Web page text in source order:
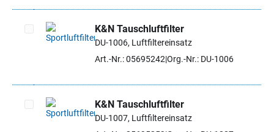
Artikel auswählen
K&N Tauschluftfilter
DU-1006, Luftfiltereinsatz
Art.-Nr.: 05695242 Org.-Nr.: DU-1006
Artikel auswählen
K&N Tauschluftfilter
DU-1007, Luftfiltereinsatz